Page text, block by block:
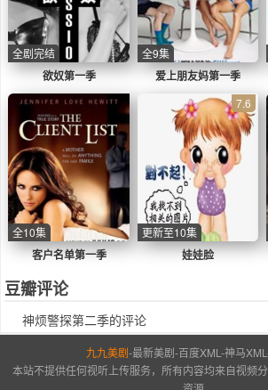
欲奴第一季
全剧完结
爱上朋友妈第一季
全9集
客户名单第一季
全10集
娃娃脸
7.6
更新至10集
豆瓣评论
神烦警探第二季的评论
九九美剧-最新美剧-百度XML -神马XML
本站不提供任何视听上传服务，所有内容均来自视频